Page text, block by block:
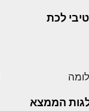
לכת
הממצא